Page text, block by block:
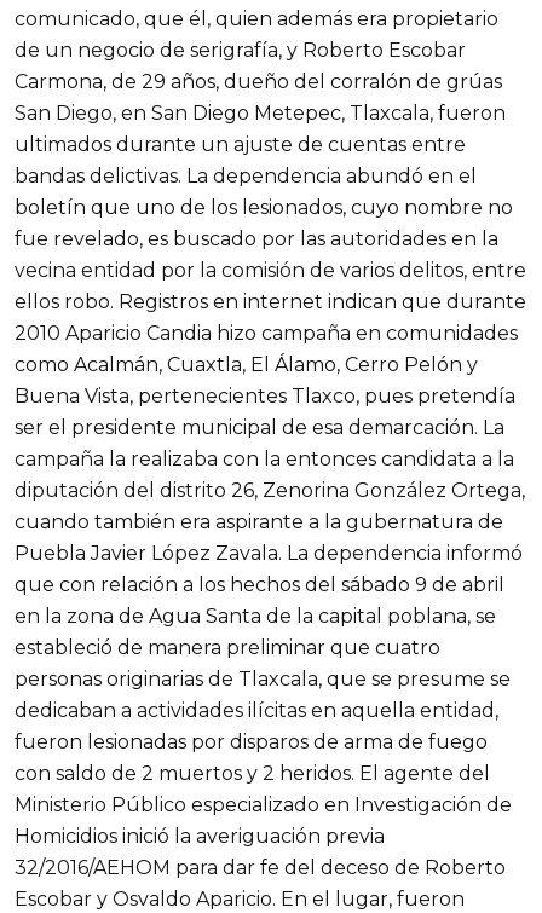
comunicado, que él, quien además era propietario
de un negocio de serigrafía, y Roberto Escobar
Carmona, de 29 años, dueño del corralón de grúas
San Diego, en San Diego Metepec, Tlaxcala, fueron
ultimados durante un ajuste de cuentas entre
bandas delictivas. La dependencia abundó en el
boletín que uno de los lesionados, cuyo nombre no
fue revelado, es buscado por las autoridades en la
vecina entidad por la comisión de varios delitos, entre
ellos robo. Registros en internet indican que durante
2010 Aparicio Candia hizo campaña en comunidades
como Acalmán, Cuaxtla, El Álamo, Cerro Pelón y
Buena Vista, pertenecientes Tlaxco, pues pretendía
ser el presidente municipal de esa demarcación. La
campaña la realizaba con la entonces candidata a la
diputación del distrito 26, Zenorina González Ortega,
cuando también era aspirante a la gubernatura de
Puebla Javier López Zavala. La dependencia informó
que con relación a los hechos del sábado 9 de abril
en la zona de Agua Santa de la capital poblana, se
estableció de manera preliminar que cuatro
personas originarias de Tlaxcala, que se presume se
dedicaban a actividades ilícitas en aquella entidad,
fueron lesionadas por disparos de arma de fuego
con saldo de 2 muertos y 2 heridos. El agente del
Ministerio Público especializado en Investigación de
Homicidios inició la averiguación previa
32/2016/AEHOM para dar fe del deceso de Roberto
Escobar y Osvaldo Aparicio. En el lugar, fueron